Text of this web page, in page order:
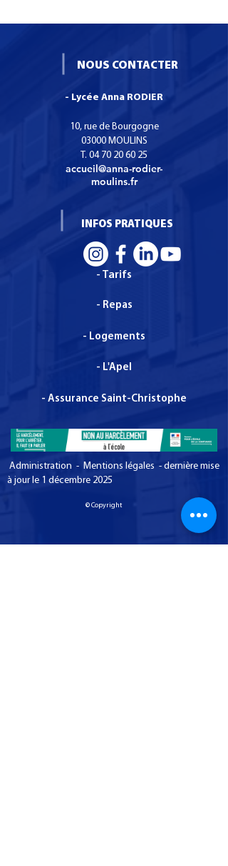
Certificat de
Spécialisation Services
Numériques aux
organisations.
NOUS CONTACTER
- Lycée Anna RODIER
10, rue de Bourgogne
03000 MOULINS
T. 04 70 20 60 25
accueil@anna-rodier-
moulins.fr
INFOS PRATIQUES
- Tarifs
- Repas
- Logements
- L'Apel
- Assurance Saint-Christophe
Administration - Mentions légales - dernière mise
à jour le 1 décembre 2025
© Copyright